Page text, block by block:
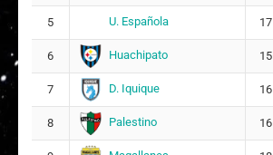
21 Javiera Anai Coronado Mardones
25
Anaís Alexandra Álvarez Portilla
26
DT: Tatiele Silveira
5 U. Española 17
6 Huachipato 15
7 D. Iquique 16
8 Palestino 16